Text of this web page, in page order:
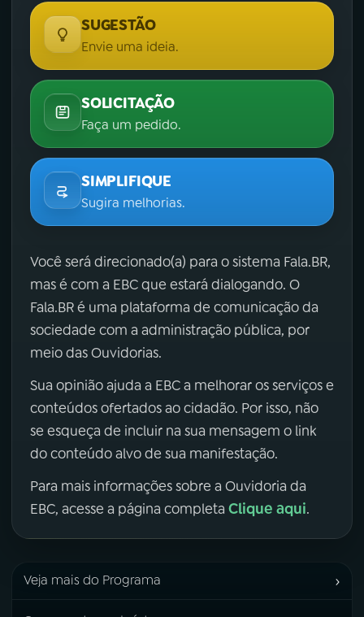
SUGESTÃO
Envie uma ideia.
SOLICITAÇÃO
Faça um pedido.
SIMPLIFIQUE
Sugira melhorias.
Você será direcionado(a) para o sistema Fala.BR,
mas é com a EBC que estará dialogando. O
Fala.BR é uma plataforma de comunicação da
sociedade com a administração pública, por
meio das Ouvidorias.
Sua opinião ajuda a EBC a melhorar os serviços e
conteúdos ofertados ao cidadão. Por isso, não
se esqueça de incluir na sua mensagem o link
do conteúdo alvo de sua manifestação.
Para mais informações sobre a Ouvidoria da
EBC, acesse a página completa Clique aqui.
Veja mais do Programa ›